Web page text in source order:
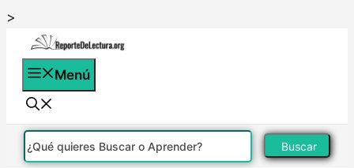
>
contenido
Menú
Buscar